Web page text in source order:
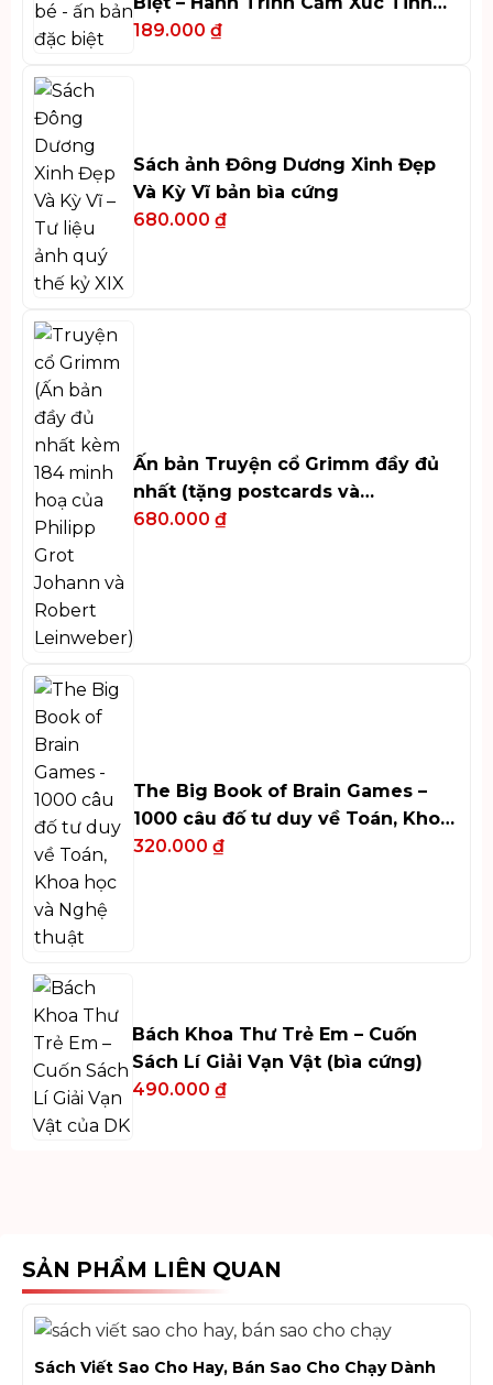
Tế
189.000 ₫
Sách ảnh Đông Dương Xinh Đẹp
Và Kỳ Vĩ bản bìa cứng
680.000 ₫
Ấn bản Truyện cổ Grimm đầy đủ
nhất (tặng postcards và
bookmark)
680.000 ₫
The Big Book of Brain Games –
1000 câu đố tư duy về Toán, Khoa
học và Nghệ thuật
320.000 ₫
Bách Khoa Thư Trẻ Em – Cuốn
Sách Lí Giải Vạn Vật (bìa cứng)
490.000 ₫
SẢN PHẨM LIÊN QUAN
Sách Viết Sao Cho Hay, Bán Sao Cho Chạy Dành